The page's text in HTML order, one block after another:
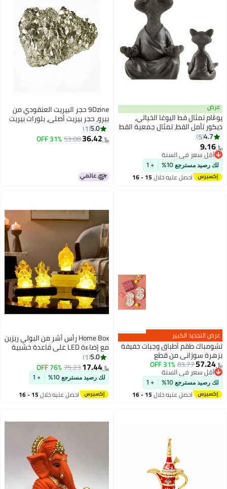
الخيالي،
تمثال جمعية القط
للنساء باللون
+ 1
عليه خلال 15 - 16
9Dzine حجر البيريت العنقودي من
بيرو، حجر بيريت أصلي، بلورات بيريت
ذهبية خام، 5-10 غرامات، حجر بيريت
عنقودي خام لجلب الثروة، وجذب
الأعمال، وديكور الحظ، والذهب
5.0
1
53.08
31% OFF
وجبات خفيفة
قطع
31% OFF
+ 1
عليه خلال 15 - 16
Home Box رأس أشر من البولي ريزين
مع إضاءة LED على قاعدة خشبية
﷼‏ 75.23
76% OFF
لك رصيد مسترجع 10% + 1
احصل عليه خلال 15 - 16
اغسطس